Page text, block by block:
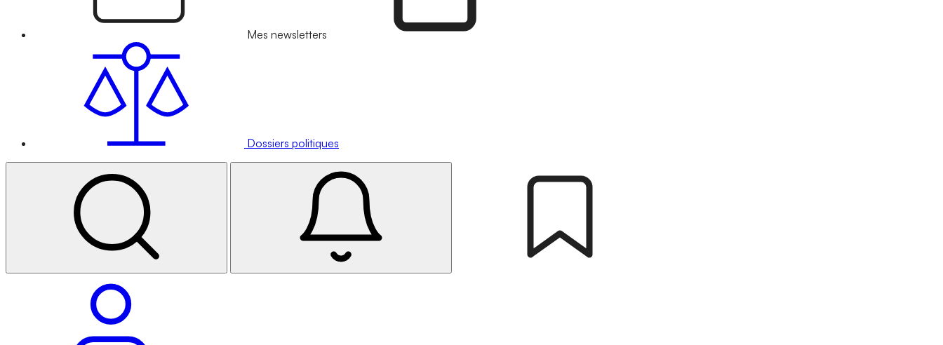
Mes newsletters
Dossiers politiques